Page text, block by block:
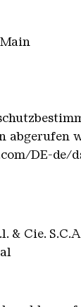
abgerufen
DE-de/
& Cie.